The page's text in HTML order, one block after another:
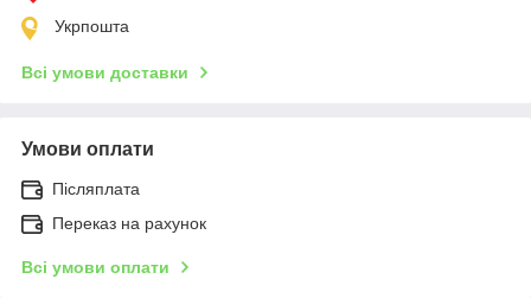
Укрпошта
Всі умови доставки
Умови оплати
Післяплата
Переказ на рахунок
Всі умови оплати